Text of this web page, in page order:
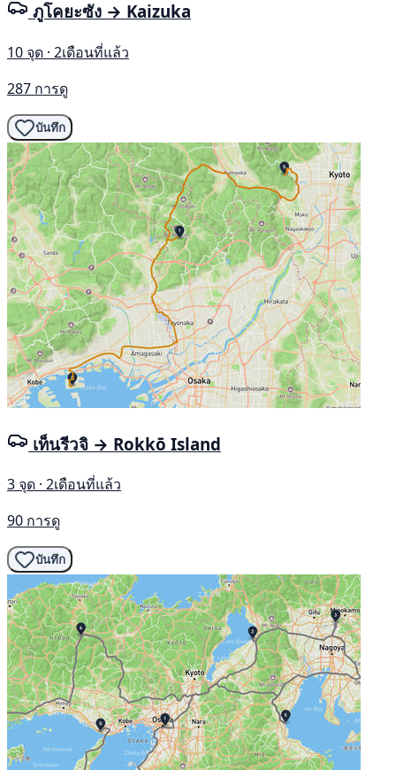
ภูโคยะซัง → Kaizuka
10 จุด · 2เดือนที่แล้ว
287 การดู
บันทึก
เท็นรีวจิ → Rokkō Island
3 จุด · 2เดือนที่แล้ว
90 การดู
บันทึก